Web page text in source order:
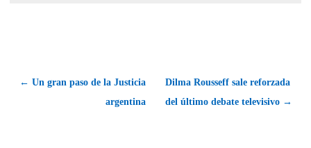
← Un gran paso de la Justicia
argentina
Dilma Rousseff sale reforzada
del último debate televisivo →